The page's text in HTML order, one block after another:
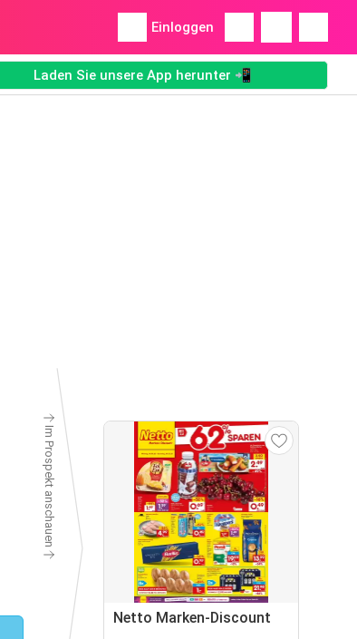
Einloggen
Laden Sie unsere App herunter 📲
Im Prospekt anschauen
Netto Marken-Discount